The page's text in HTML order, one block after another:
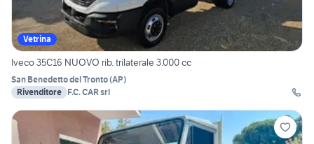
Vetrina
Iveco 35C16 NUOVO rib. trilaterale 3.000 cc
San Benedetto del Tronto(AP)
Rivenditore F.C. CAR srl